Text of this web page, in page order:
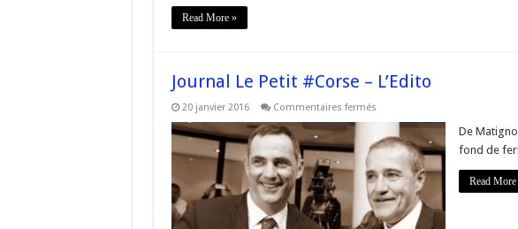
lignes
figées,
désaccord
total
Read More »
Journal Le Petit #Corse – L’Edito
20 janvier 2016 Commentaires ferméssur
Petit
#Corse
L’Edito
De
fond de
Read More